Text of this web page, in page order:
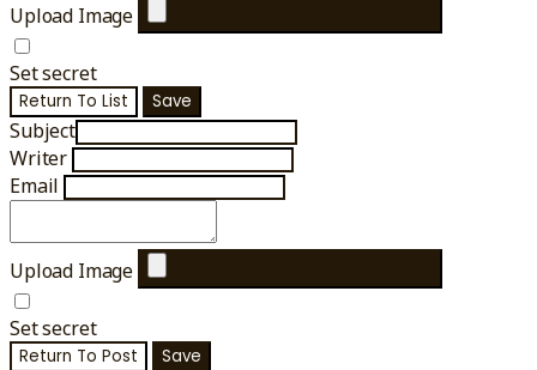
Upload Image
Set secret
Return To List Save
Subject
Writer
Email
Upload Image
Set secret
Return To Post Save